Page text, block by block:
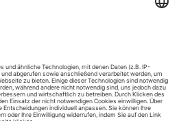
erhaben, unantastbar und
gleichen Moment: Dieser Mann,
aus der Ruhe zu bringen war,
Respekt. Zur Rolle passte es. An
kurz vor der
spielte Matti Salminen an der
Friedrichs...